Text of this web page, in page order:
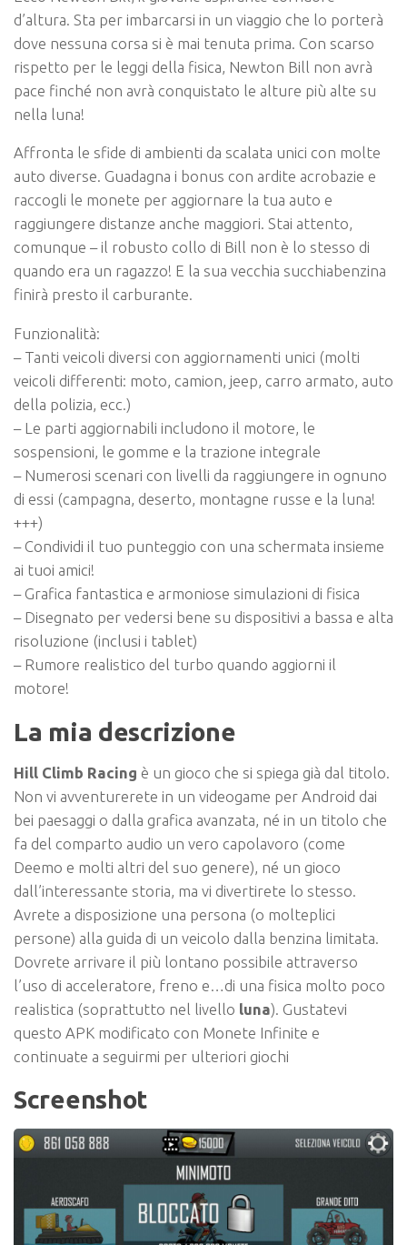
d’altura. Sta per imbarcarsi in un viaggio che lo porterà
dove nessuna corsa si è mai tenuta prima. Con scarso
rispetto per le leggi della fisica, Newton Bill non avrà
pace finché non avrà conquistato le alture più alte su
nella luna!
Affronta le sfide di ambienti da scalata unici con molte
auto diverse. Guadagna i bonus con ardite acrobazie e
raccogli le monete per aggiornare la tua auto e
raggiungere distanze anche maggiori. Stai attento,
comunque – il robusto collo di Bill non è lo stesso di
quando era un ragazzo! E la sua vecchia succhiabenzina
finirà presto il carburante.
Funzionalità:
– Tanti veicoli diversi con aggiornamenti unici (molti
veicoli differenti: moto, camion, jeep, carro armato, auto
della polizia, ecc.)
– Le parti aggiornabili includono il motore, le
sospensioni, le gomme e la trazione integrale
– Numerosi scenari con livelli da raggiungere in ognuno
di essi (campagna, deserto, montagne russe e la luna!
+++)
– Condividi il tuo punteggio con una schermata insieme
ai tuoi amici!
– Grafica fantastica e armoniose simulazioni di fisica
– Disegnato per vedersi bene su dispositivi a bassa e alta
risoluzione (inclusi i tablet)
– Rumore realistico del turbo quando aggiorni il
motore!
La mia descrizione
Hill Climb Racing è un gioco che si spiega già dal titolo.
Non vi avventurerete in un videogame per Android dai
bei paesaggi o dalla grafica avanzata, né in un titolo che
fa del comparto audio un vero capolavoro (come
Deemo e molti altri del suo genere), né un gioco
dall’interessante storia, ma vi divertirete lo stesso.
Avrete a disposizione una persona (o molteplici
persone) alla guida di un veicolo dalla benzina limitata.
Dovrete arrivare il più lontano possibile attraverso
l’uso di acceleratore, freno e…di una fisica molto poco
realistica (soprattutto nel livello luna). Gustatevi
questo APK modificato con Monete Infinite e
continuate a seguirmi per ulteriori giochi
Screenshot